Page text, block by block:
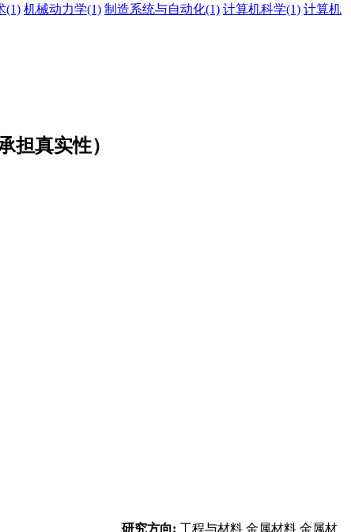
(1) 机械动力学(1) 制造系统与自动化(1) 计算机科学(1) 计算机
担真实性）
研究方向: 工程与材料 金属材料 金属材